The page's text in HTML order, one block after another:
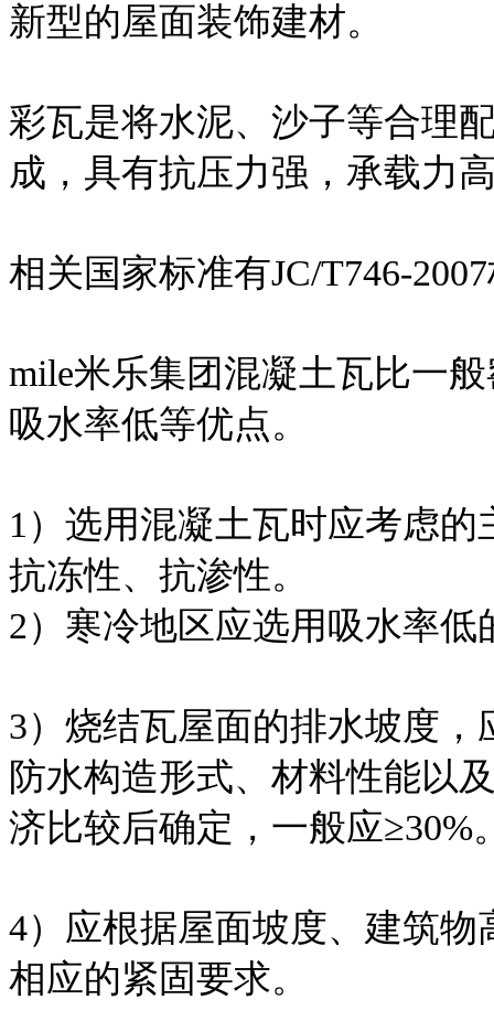
新型的屋面装饰建材。
彩瓦是将水泥、沙子等合理
成，具有抗压力强，承载力
相关国家标准有JC/T746-
mile米乐集团混凝土瓦比一
吸水率低等优点。
1）选用混凝土瓦时应考虑
抗冻性、抗渗性。
2）寒冷地区应选用吸水率低
3）烧结瓦屋面的排水坡度
防水构造形式、材料性能以
济比较后确定，一般应≥30%
4）应根据屋面坡度、建筑
相应的紧固要求。